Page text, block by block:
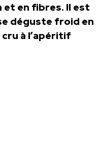
et en fibres. Il est
déguste froid en
à l’apéritif